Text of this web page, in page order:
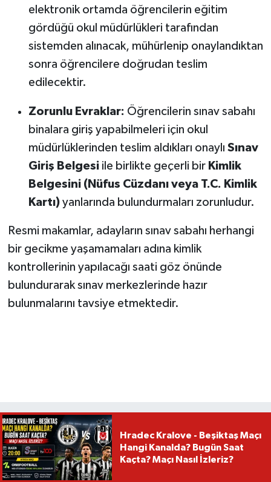
elektronik ortamda öğrencilerin eğitim
gördüğü okul müdürlükleri tarafından
sistemden alınacak, mühürlenip onaylandıktan
sonra öğrencilere doğrudan teslim
edilecektir.
Zorunlu Evraklar: Öğrencilerin sınav sabahı
binalara giriş yapabilmeleri için okul
müdürlüklerinden teslim aldıkları onaylı Sınav
Giriş Belgesiile birlikte geçerli bir Kimlik
Belgesini (Nüfus Cüzdanı veya T.C. Kimlik
Kartı)yanlarında bulundurmaları zorunludur.
Resmi makamlar, adayların sınav sabahı herhangi
bir gecikme yaşamamaları adına kimlik
kontrollerinin yapılacağı saati göz önünde
bulundurarak sınav merkezlerinde hazır
bulunmalarını tavsiye etmektedir.
Hradec Kralove - Beşiktaş Maçı
Hangi Kanalda? Bugün Saat
Kaçta? Maçı Nasıl İzleriz?